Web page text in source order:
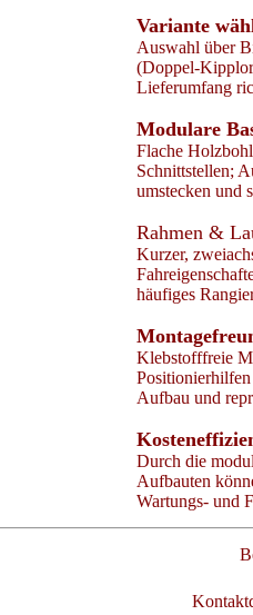
Variante
Auswahl über
(Doppel-
Lieferumfang
Modulare
Flache
Schnittstellen;
umstecken und
Rahmen &
Kurzer,
häufiges
Klebstofffreie
Aufbau und
Durch die
Aufbauten
Wartungs- und